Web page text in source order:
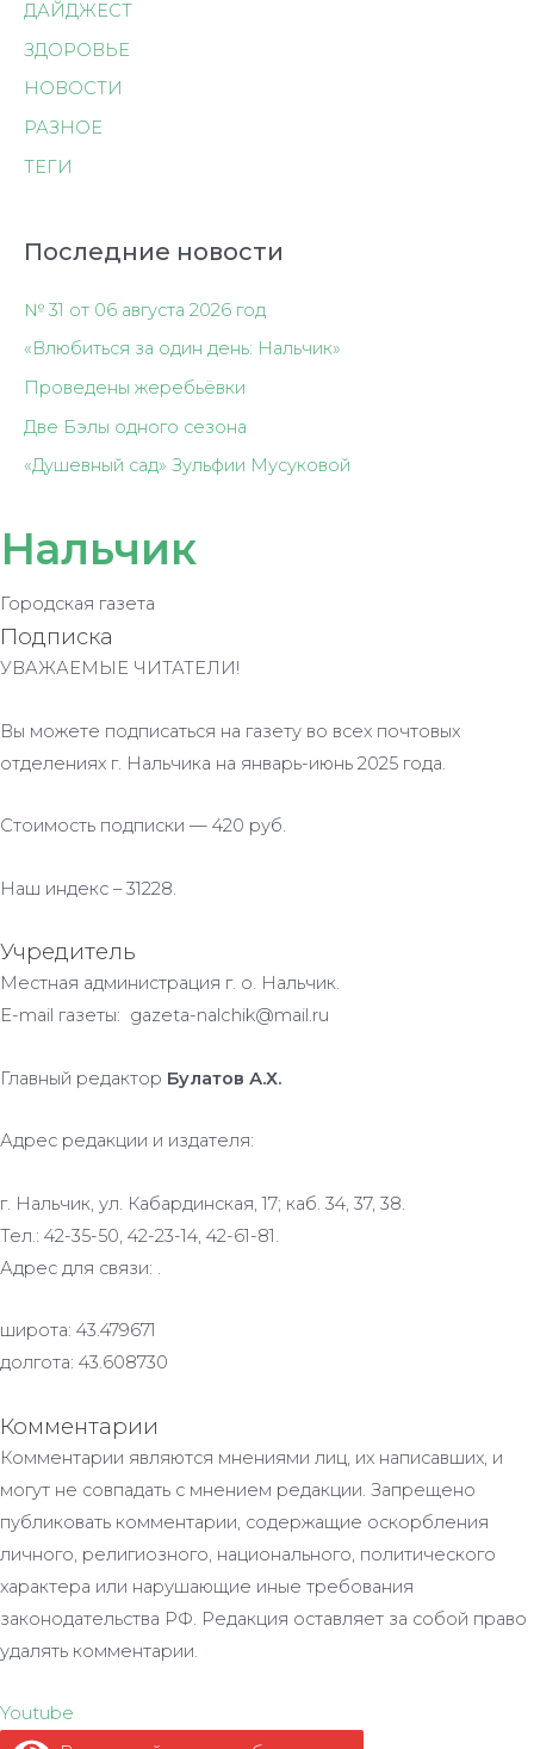
ДАЙДЖЕСТ
ЗДОРОВЬЕ
НОВОСТИ
РАЗНОЕ
ТЕГИ
Последние новости
№ 31 от 06 августа 2026 год
«Влюбиться за один день: Нальчик»
Проведены жеребьёвки
Две Бэлы одного сезона
«Душевный сад» Зульфии Мусуковой
Нальчик
Городская газета
Подписка
УВАЖАЕМЫЕ ЧИТАТЕЛИ!
Вы можете подписаться на газету во всех почтовых
отделениях г. Нальчика на январь-июнь 2025 года.
Стоимость подписки — 420 руб.
Наш индекс – 31228.
Учредитель
Местная администрация г. о. Нальчик.
E-mail газеты: gazeta-nalchik@mail.ru
Главный редактор Булатов А.Х.
Адрес редакции и издателя:
г. Нальчик, ул. Кабардинская, 17; каб. 34, 37, 38.
Тел.: 42-35-50, 42-23-14, 42-61-81.
Адрес для связи: .
широта: 43.479671
долгота: 43.608730
Комментарии
Комментарии являются мнениями лиц, их написавших, и
могут не совпадать с мнением редакции. Запрещено
публиковать комментарии, содержащие оскорбления
личного, религиозного, национального, политического
характера или нарушающие иные требования
законодательства РФ. Редакция оставляет за собой право
удалять комментарии.
Youtube